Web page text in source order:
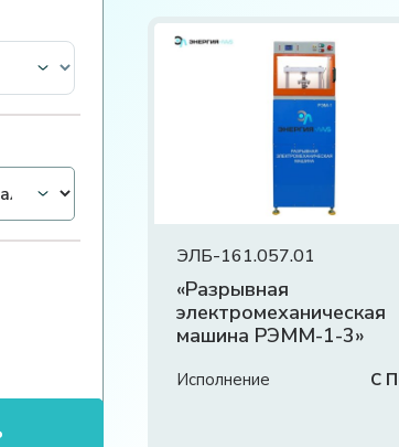
ЭЛБ-161.057.01
«Разрывная
электромеханическая
машина РЭММ-1-3»
Исполнение С